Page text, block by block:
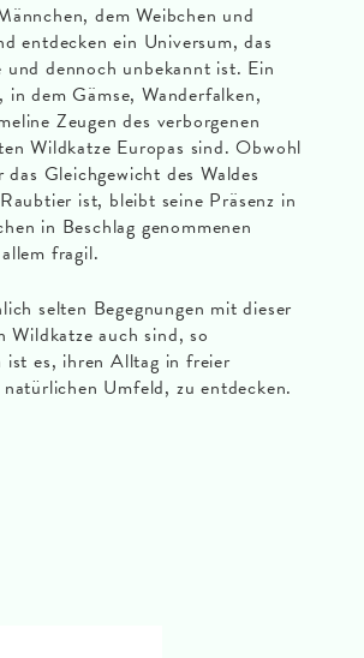
dem Weibchen und
entdecken ein Universum, das
und dennoch unbekannt ist. Ein
in dem Gämse, Wanderfalken,
Zeugen des verborgenen
Wildkatze Europas sind. Obwohl
Gleichgewicht des Waldes
ist, bleibt seine Präsenz in
in Beschlag genommenen
fragil.
selten Begegnungen mit dieser
Wildkatze auch sind, so
ist es, ihren Alltag in freier
Umfeld, zu entdecken.